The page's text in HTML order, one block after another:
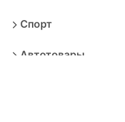
Спорт
Автотовары